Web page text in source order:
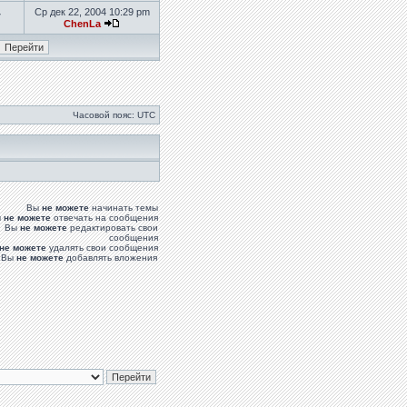
Ср дек 22, 2004 10:29 pm
ChenLa
Часовой пояс: UTC
Выне можетеначинать темы
не можетеотвечать на сообщения
Выне можетередактировать свои
сообщения
не можетеудалять свои сообщения
Выне можетедобавлять вложения